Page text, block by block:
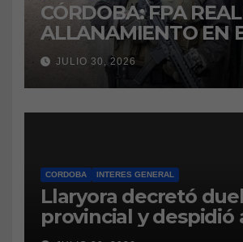
CÓRDOBA: FPA
ALLANAMIENTO EN
VILLA BOEDO
RELACIONADO CON
CAUSA DE DROGAS
CÁRCEL DE BOUWER
JULIO 30, 2026
CORDOBA INTERES GENERAL
Llaryora decretó
provincial y despidió
bomberos cordobeses